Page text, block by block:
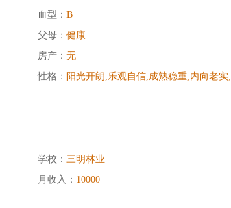
血型： B
父母： 健康
房产： 无
性格： 阳光开朗,乐观自信,成熟稳重,内向老实,
学校： 三明林业
月收入： 10000